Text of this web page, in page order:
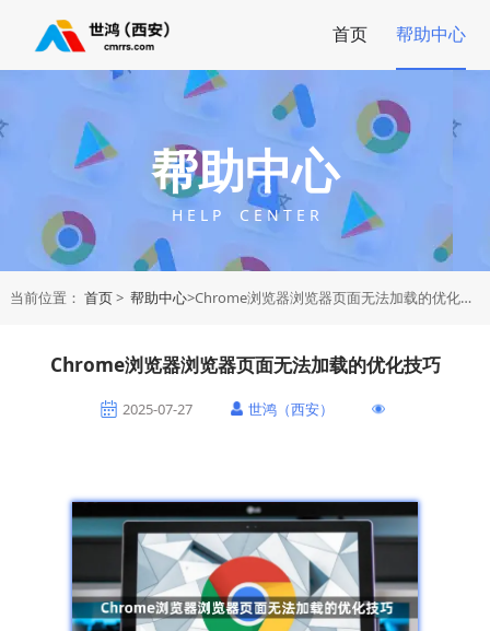
首页 帮助中心
帮助中心
H E L P C E N T E R
当前位置： 首页> 帮助中心>Chrome浏览器浏览器页面无法加载的优化技巧
Chrome浏览器浏览器页面无法加载的优化技巧
2025-07-27 世鸿（西安）